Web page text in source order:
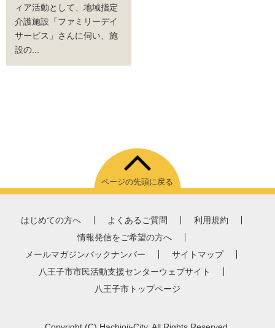
ィア活動として、地域指定
介護施設「ファミリーデイ
サービス」さんに伺い、施
設の...
ページの先頭に戻る
はじめての方へ よくあるご質問
利用規約
情報発信をご希望の方へ
メールマガジンバックナンバー
サイトマップ
八王子市市民活動支援センターウェブサイト
八王子市トップページ